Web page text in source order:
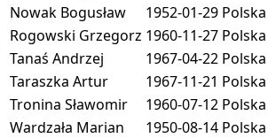
Nowak Bogusław
1952-01-29 Polska
Rogowski Grzegorz 1960-11-27 Polska
Tanaś Andrzej
1967-04-22 Polska
Taraszka Artur
1967-11-21 Polska
Tronina Sławomir
1960-07-12 Polska
Wardzała Marian
1950-08-14 Polska